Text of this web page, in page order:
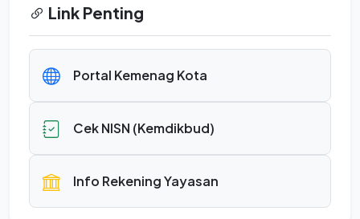
Link Penting
Portal Kemenag Kota
Cek NISN (Kemdikbud)
Info Rekening Yayasan